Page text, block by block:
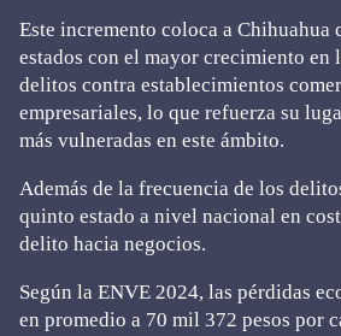
Este incremento coloca a Chihuahua
estados con el mayor crecimiento en
delitos contra establecimientos
empresariales, lo que refuerza su
más vulneradas en este ámbito.
Además de la frecuencia de los
quinto estado a nivel nacional en
delito hacia negocios.
Según la ENVE 2024, las pérdidas
en promedio a 70 mil 372 pesos por